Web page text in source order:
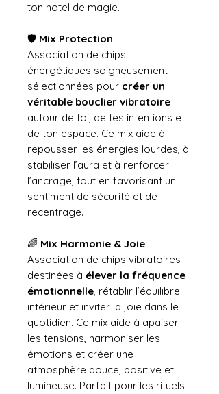
ton hotel de magie.
🛡️ Mix Protection
Association de chips
énergétiques soigneusement
sélectionnées pour créer un
véritable bouclier vibratoire
autour de toi, de tes intentions et
de ton espace. Ce mix aide à
repousser les énergies lourdes, à
stabiliser l’aura et à renforcer
l’ancrage, tout en favorisant un
sentiment de sécurité et de
recentrage.
🌈 Mix Harmonie & Joie
Association de chips vibratoires
destinées à élever la fréquence
émotionnelle, rétablir l’équilibre
intérieur et inviter la joie dans le
quotidien. Ce mix aide à apaiser
les tensions, harmoniser les
émotions et créer une
atmosphère douce, positive et
lumineuse. Parfait pour les rituels